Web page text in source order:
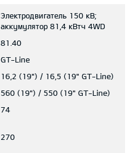
Электродвигатель 150 кВ;
aккумулятор 81,4 кВтч 4WD
81.40
GT-Line
16,2 (19") / 16,5 (19" GT-Line)
560 (19") / 550 (19" GT-Line)
74
270